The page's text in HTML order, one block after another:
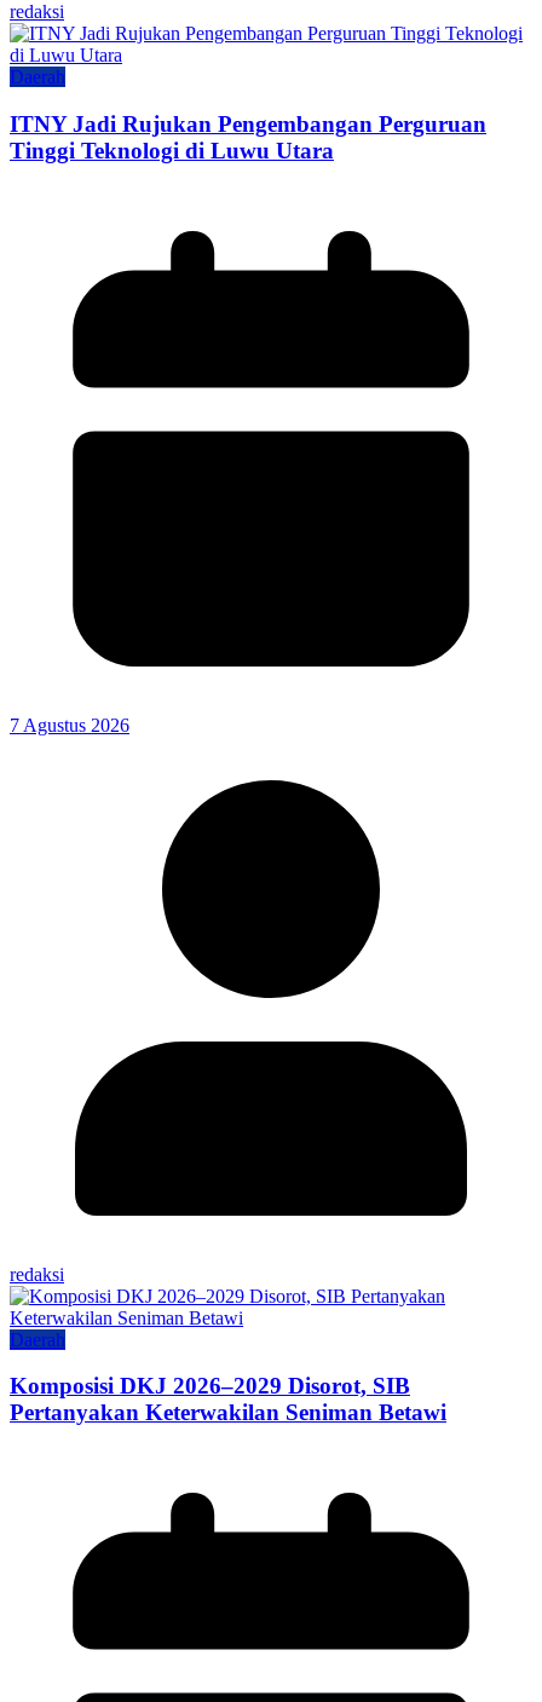
redaksi
Daerah
ITNY Jadi Rujukan Pengembangan Perguruan
Tinggi Teknologi di Luwu Utara
7 Agustus 2026
redaksi
Daerah
Komposisi DKJ 2026–2029 Disorot, SIB
Pertanyakan Keterwakilan Seniman Betawi